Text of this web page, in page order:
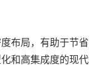
布局，有助于节省
和高集成度的现代